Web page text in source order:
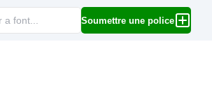
Soumettre une police